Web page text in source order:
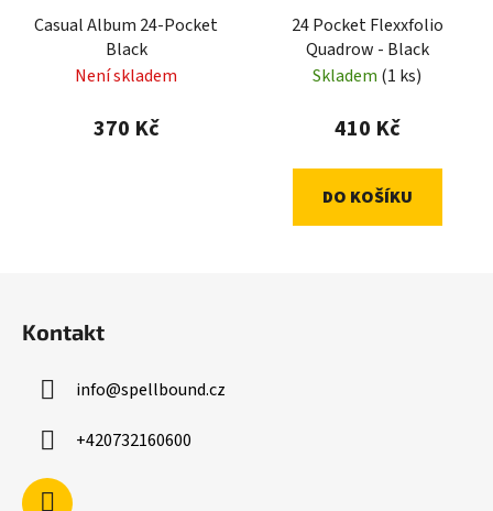
Casual Album 24-Pocket
Black
Není skladem
370 Kč
24 Pocket Flexxfolio
Quadrow - Black
Skladem (1 ks)
410 Kč
DO KOŠÍKU
Kontakt
info@spellbound.cz
+420732160600